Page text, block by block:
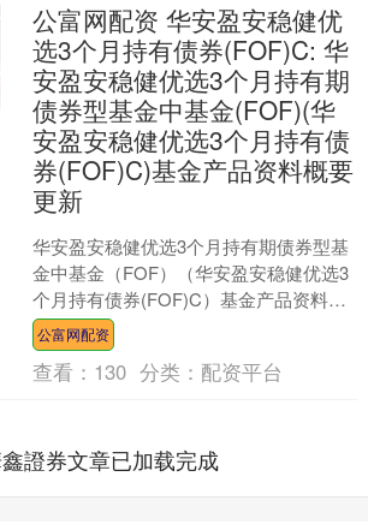
公富网配资 华安盈安稳健优
选3个月持有债券(FOF)C: 华
安盈安稳健优选3个月持有期
债券型基金中基金(FOF)(华
安盈安稳健优选3个月持有债
券(FOF)C)基金产品资料概要
更新
华安盈安稳健优选3个月持有期债券型基
金中基金（FOF）（华安盈安稳健优选3
个月持有债券(FOF)C）基金产品资料概
要更新华安盈安稳健优选3个月持有期债
券型基金中....
公富网配资
查看： 130 分类： 配资平台
證券文章已加载完成